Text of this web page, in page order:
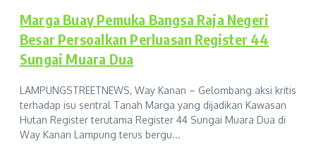
Marga Buay Pemuka Bangsa Raja Negeri
Besar Persoalkan Perluasan Register 44
Sungai Muara Dua
LAMPUNGSTREETNEWS, Way Kanan – Gelombang aksi kritis
terhadap isu sentral Tanah Marga yang dijadikan Kawasan
Hutan Register terutama Register 44 Sungai Muara Dua di
Way Kanan Lampung terus bergu...